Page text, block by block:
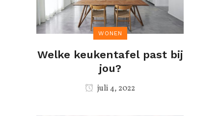
WONEN
Welke keukentafel past bij
jou?
juli 4, 2022